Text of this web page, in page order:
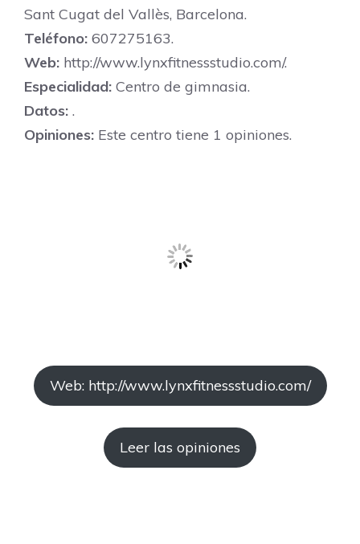
Sant Cugat del Vallès, Barcelona.
Teléfono: 607275163.
Web: http://www.lynxfitnessstudio.com/.
Especialidad: Centro de gimnasia.
Datos: .
Opiniones: Este centro tiene 1 opiniones.
Web: http://www.lynxfitnessstudio.com/
Leer las opiniones